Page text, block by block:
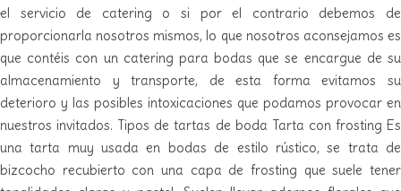
el servicio de catering o si por el contrario debemos de
proporcionarla nosotros mismos, lo que nosotros aconsejamos es
que contéis con un catering para bodas que se encargue de su
almacenamiento y transporte, de esta forma evitamos su
deterioro y las posibles intoxicaciones que podamos provocar en
nuestros invitados. Tipos de tartas de boda Tarta con frosting Es
una tarta muy usada en bodas de estilo rústico, se trata de
bizcocho recubierto con una capa de frosting que suele tener